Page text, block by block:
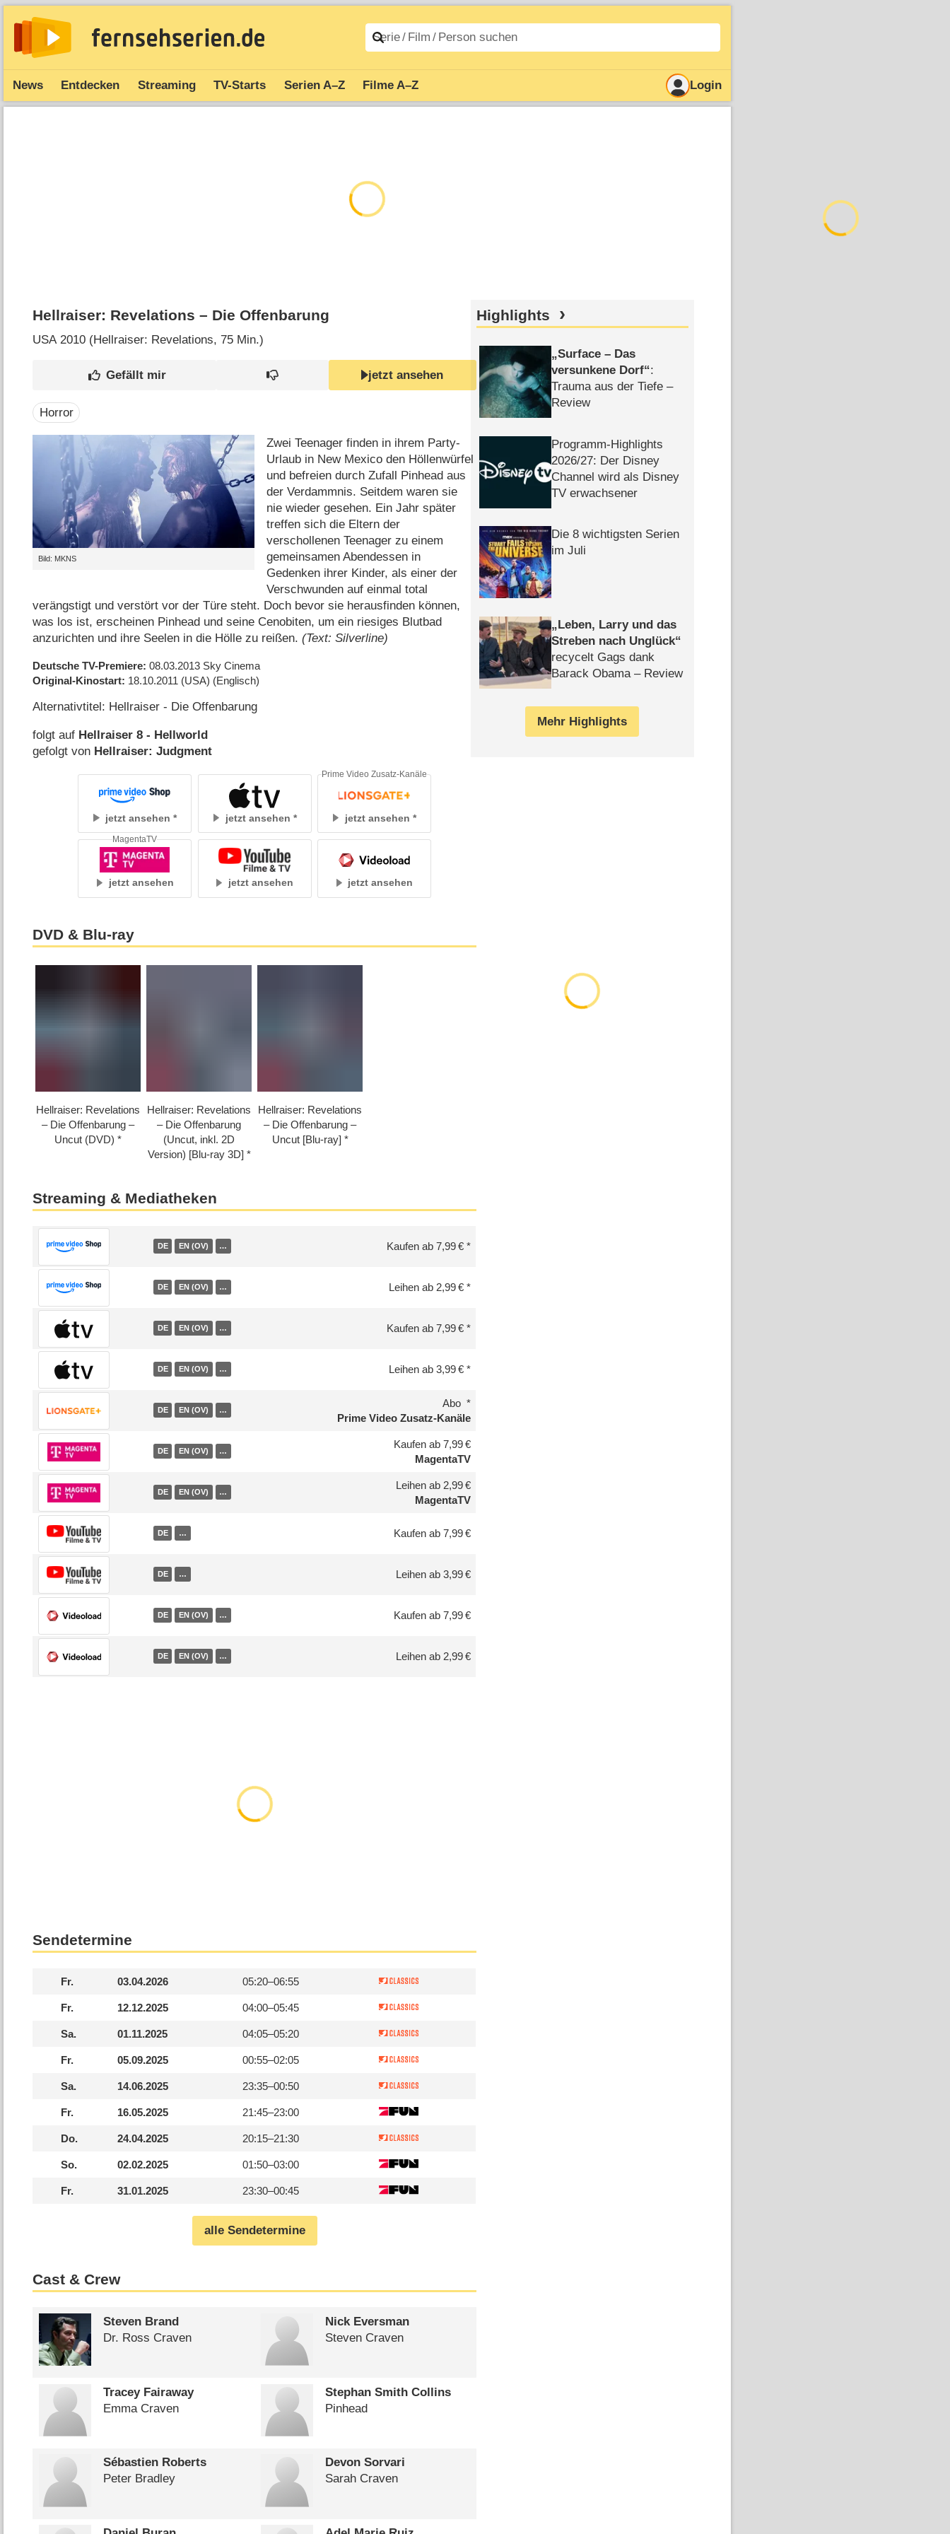
News Entdecken Streaming TV-Starts Serien A–Z Filme A–Z Login
Hellraiser: Revelations – Die Offenbarung
USA2010 (Hellraiser: Revelations‎, 75 Min.)
jetzt ansehen
Horror
Bild: MKNS
Zwei Teenager finden in ihrem Party-
Urlaub in New Mexico den Höllenwürfel
und befreien durch Zufall Pinhead aus
der Verdammnis. Seitdem waren sie
nie wieder gesehen. Ein Jahr später
treffen sich die Eltern der
verschollenen Teenager zu einem
gemeinsamen Abendessen in
Gedenken ihrer Kinder, als einer der
Verschwunden auf einmal total
verängstigt und verstört vor der Türe steht. Doch bevor sie herausfinden können,
was los ist, erscheinen Pinhead und seine Cenobiten, um ein riesiges Blutbad
anzurichten und ihre Seelen in die Hölle zu reißen.(Text: Silverline)
Deutsche TV-Premiere 08.03.2013 Sky Cinema
Original-Kinostart 18.10.2011 (USA) (Englisch)
Alternativtitel: Hellraiser - Die Offenbarung
folgt auf Hellraiser 8 - Hellworld
gefolgt von Hellraiser: Judgment
jetzt ansehen jetzt ansehen jetzt ansehen
Prime Video Zusatz-Kanäle
jetzt ansehen
MagentaTV
jetzt ansehen jetzt ansehen
DVD & Blu-ray
Hellraiser: Revelations
– Die Offenbarung –
Uncut (DVD)
Hellraiser: Revelations
– Die Offenbarung
(Uncut, inkl. 2D
Version) [Blu-ray 3D]
Hellraiser: Revelations
– Die Offenbarung –
Uncut [Blu-ray]
Streaming & Mediatheken
DE EN (OV) … Kaufen ab 7,99 €
DE EN (OV) … Leihen ab 2,99 €
DE EN (OV) … Kaufen ab 7,99 €
DE EN (OV) … Leihen ab 3,99 €
DE EN (OV) …
Abo
Prime Video Zusatz-Kanäle
DE EN (OV) …
Kaufen ab 7,99 €
MagentaTV
DE EN (OV) …
Leihen ab 2,99 €
MagentaTV
DE … Kaufen ab 7,99 €
DE … Leihen ab 3,99 €
DE EN (OV) … Kaufen ab 7,99 €
DE EN (OV) … Leihen ab 2,99 €
Sendetermine
Fr. 03.04.2026 05:20–06:55
Fr. 12.12.2025 04:00–05:45
Sa. 01.11.2025 04:05–05:20
Fr. 05.09.2025 00:55–02:05
Sa. 14.06.2025 23:35–00:50
Fr. 16.05.2025 21:45–23:00
Do. 24.04.2025 20:15–21:30
So. 02.02.2025 01:50–03:00
Fr. 31.01.2025 23:30–00:45
alle Sendetermine
Cast & Crew
Steven Brand
Dr. Ross Craven
Nick Eversman
Steven Craven
Tracey Fairaway
Emma Craven
Stephan Smith Collins
Pinhead
Sébastien Roberts
Peter Bradley
Devon Sorvari
Sarah Craven
Highlights
Surface – Das
versunkene Dorf :
Trauma aus der Tiefe –
Review
Programm-Highlights
2026/​27: Der Disney
Channel wird als Disney
TV erwachsener
Die 8 wichtigsten Serien
im Juli
Leben, Larry und das
Streben nach Unglück
recycelt Gags dank
Barack Obama – Review
Mehr Highlights